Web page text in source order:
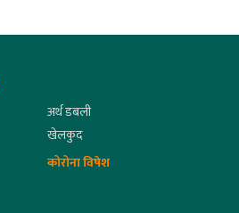
अर्थ डबली
खेलकुद
कोरोना विषेश